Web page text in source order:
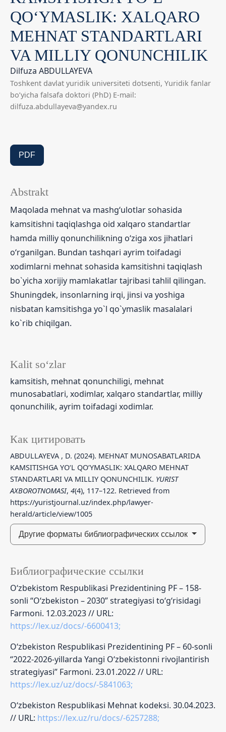
QO‘YMASLIK: XALQARO
MEHNAT STANDARTLARI
VA MILLIY QONUNCHILIK
Dilfuza ABDULLAYEVA
Toshkent davlat yuridik universiteti dotsenti, Yuridik fanlar
boʼyicha falsafa doktori (PhD) E-mail:
dilfuza.abdullayeva@yandex.ru
PDF
Kalit so‘zlar
kamsitish, mehnat qonunchiligi, mehnat
munosabatlari, xodimlar, xalqaro standartlar, milliy
qonunchilik, ayrim toifadagi xodimlar.
Как цитировать
ABDULLAYEVA , D. (2024). MEHNAT MUNOSABATLARIDA
KAMSITISHGA YO‘L QO‘YMASLIK: XALQARO MEHNAT
STANDARTLARI VA MILLIY QONUNCHILIK. YURIST
AXBOROTNOMASI, 4(4), 117–122. Retrieved from
https://yuristjournal.uz/index.php/lawyer-
herald/article/view/1005
Другие форматы библиографических ссылок
Abstrakt
Maqolada mehnat va mashg‘ulotlar sohasida
kamsitishni taqiqlashga oid xalqaro standartlar
hamda milliy qonunchilikning o‘ziga xos jihatlari
o‘rganilgan. Bundan tashqari ayrim toifadagi
xodimlarni mehnat sohasida kamsitishni taqiqlash
bo`yicha xorijiy mamlakatlar tajribasi tahlil qilingan.
Shuningdek, insonlarning irqi, jinsi va yoshiga
nisbatan kamsitishga yo`l qo`ymaslik masalalari
ko`rib chiqilgan.
Библиографические ссылки
O‘zbekistom Respublikasi Prezidentining PF – 158-
sonli “O‘zbekiston – 2030” strategiyasi to‘g‘risidagi
Farmoni. 12.03.2023 // URL:
https://lex.uz/docs/-6600413;
O‘zbekiston Respublikasi Prezidentining PF – 60-sonli
“2022-2026-yillarda Yangi O‘zbekistonni rivojlantirish
strategiyasi” Farmoni. 23.01.2022 // URL:
https://lex.uz/uz/docs/-5841063;
O‘zbekiston Respublikasi Mehnat kodeksi. 30.04.2023.
// URL: https://lex.uz/ru/docs/-6257288;